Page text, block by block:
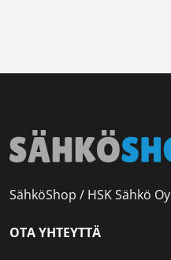
SähköShop / HSK Sähkö Oy
OTA YHTEYTTÄ